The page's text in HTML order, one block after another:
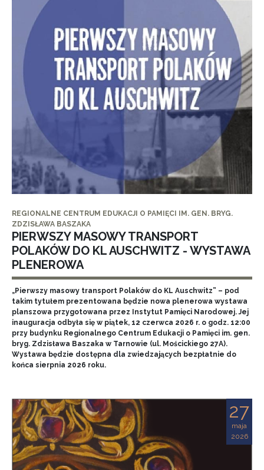
REGIONALNE CENTRUM EDUKACJI O PAMIĘCI IM. GEN. BRYG.
ZDZISŁAWA BASZAKA
PIERWSZY MASOWY TRANSPORT
POLAKÓW DO KL AUSCHWITZ - WYSTAWA
PLENEROWA
„Pierwszy masowy transport Polaków do KL Auschwitz” – pod
takim tytułem prezentowana będzie nowa plenerowa wystawa
planszowa przygotowana przez Instytut Pamięci Narodowej. Jej
inauguracja odbyła się w piątek, 12 czerwca 2026 r. o godz. 12:00
przy budynku Regionalnego Centrum Edukacji o Pamięci im. gen.
bryg. Zdzisława Baszaka w Tarnowie (ul. Mościckiego 27A).
Wystawa będzie dostępna dla zwiedzających bezpłatnie do
końca sierpnia 2026 roku.
27
maja
2026